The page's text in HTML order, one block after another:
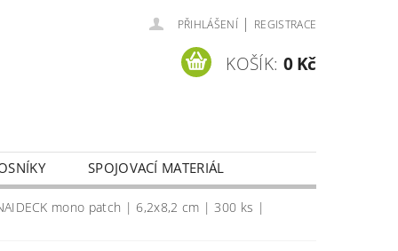
PŘIHLÁŠENÍ | REGISTRACE
KOŠÍK: 0 Kč
SPOJOVACÍ MATERIÁL
OSOBNÍCH ÚDAJŮ
mono patch | 6,2x8,2 cm | 300 ks |